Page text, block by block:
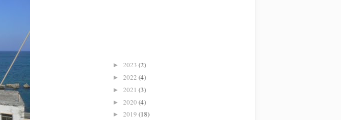
► 2023 (2)
► 2022 (4)
► 2021 (3)
► 2020 (4)
► 2019 (18)